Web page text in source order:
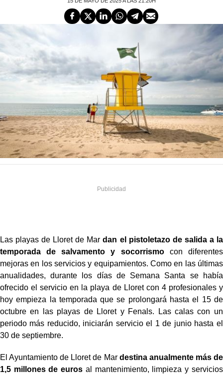
Las playas de Lloret de Mardan el pistoletazo de salida a la
temporada de salvamento y socorrismocon diferentes
mejoras en los servicios y equipamientos. Como en las últimas
anualidades, durante los días de Semana Santa se había
ofrecido el servicio en la playa de Lloret con 4 profesionales y
hoy empieza la temporada que se prolongará hasta el 15 de
octubre en las playas de Lloret y Fenals. Las calas con un
periodo más reducido, iniciarán servicio el 1 de junio hasta el
30 de septiembre.
El Ayuntamiento de Lloret de Mar destina anualmente más de
1,5 millones de euros al mantenimiento, limpieza y servicios